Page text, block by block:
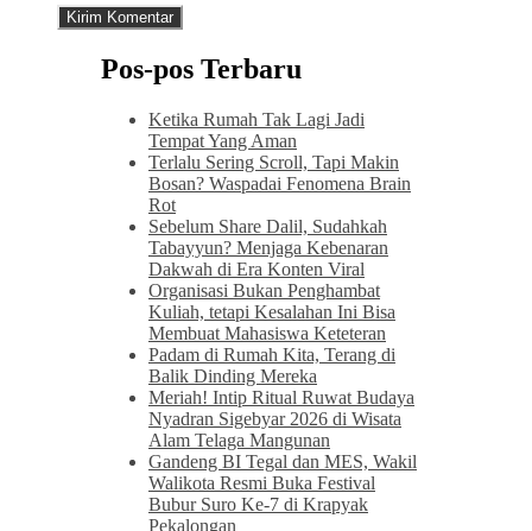
Pos-pos Terbaru
Ketika Rumah Tak Lagi Jadi
Tempat Yang Aman
Terlalu Sering Scroll, Tapi Makin
Bosan? Waspadai Fenomena Brain
Rot
Sebelum Share Dalil, Sudahkah
Tabayyun? Menjaga Kebenaran
Dakwah di Era Konten Viral
Organisasi Bukan Penghambat
Kuliah, tetapi Kesalahan Ini Bisa
Membuat Mahasiswa Keteteran
Padam di Rumah Kita, Terang di
Balik Dinding Mereka
Meriah! Intip Ritual Ruwat Budaya
Nyadran Sigebyar 2026 di Wisata
Alam Telaga Mangunan
Gandeng BI Tegal dan MES, Wakil
Walikota Resmi Buka Festival
Bubur Suro Ke-7 di Krapyak
Pekalongan